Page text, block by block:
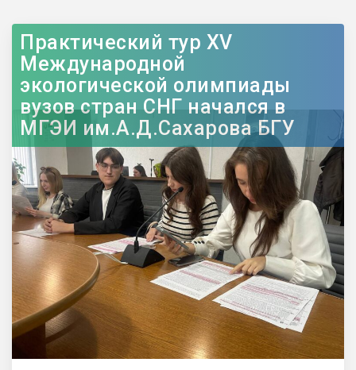
Практический тур XV
Международной
экологической олимпиады
вузов стран СНГ начался в
МГЭИ им.А.Д.Сахарова БГУ